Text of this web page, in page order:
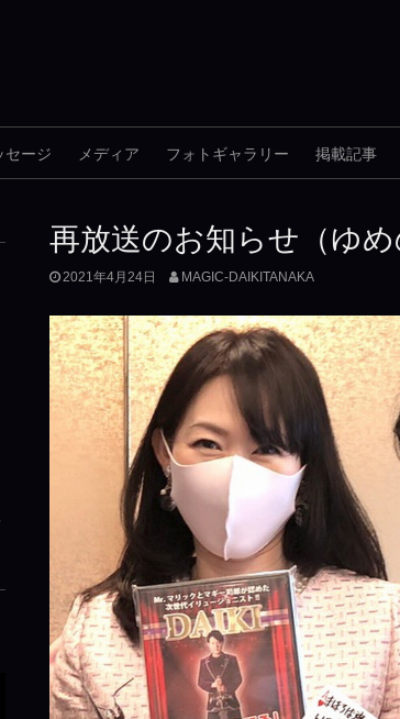
セージ メディア フォトギャラリー 掲載記事
再放送のお知らせ（ゆめ
2021年4月24日 MAGIC-DAIKITANAKA